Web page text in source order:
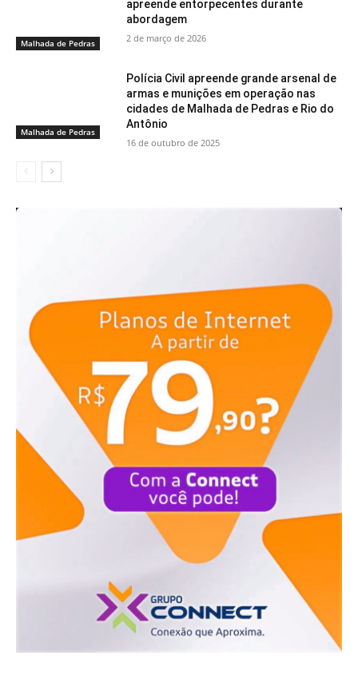
Malhada de Pedras
apreende entorpecentes durante
abordagem
2 de março de 2026
Malhada de Pedras
Polícia Civil apreende grande arsenal de
armas e munições em operação nas
cidades de Malhada de Pedras e Rio do
Antônio
16 de outubro de 2025